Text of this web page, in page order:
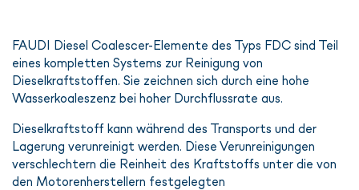
FAUDI Diesel Coalescer-Elemente des Typs FDC sind Teil
eines kompletten Systems zur Reinigung von
Dieselkraftstoffen. Sie zeichnen sich durch eine hohe
Wasserkoaleszenz bei hoher Durchflussrate aus.
Dieselkraftstoff kann während des Transports und der
Lagerung verunreinigt werden. Diese Verunreinigungen
verschlechtern die Reinheit des Kraftstoffs unter die von
den Motorenherstellern festgelegten